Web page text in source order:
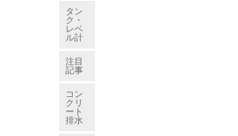
タン
ク・
レベ
ル計
注目
記事
コン
クリ
ート
排水